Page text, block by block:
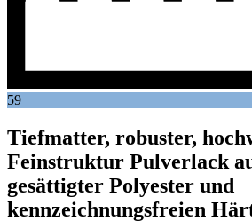
59
Tiefmatter, robuster,
Feinstruktur Pulverlack
gesättigter Polyester und
kennzeichnungsfreien